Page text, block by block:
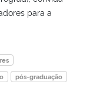
para a
pós-graduação